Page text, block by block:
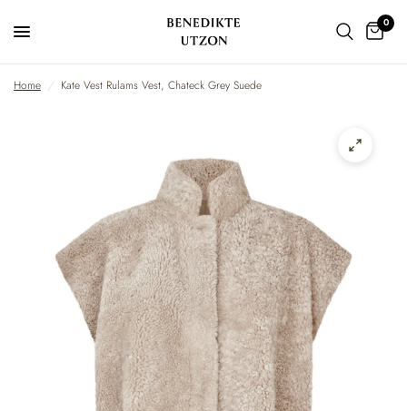
0
Home / Kate Vest Rulams Vest, Chateck Grey Suede